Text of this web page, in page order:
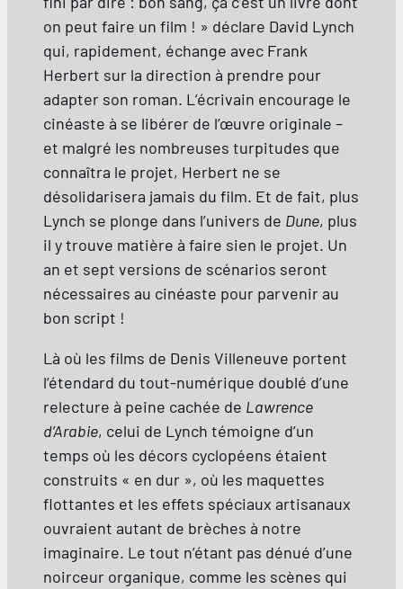
on peut faire un film ! » déclare David Lynch
qui, rapidement, échange avec Frank
Herbert sur la direction à prendre pour
adapter son roman. L’écrivain encourage le
cinéaste à se libérer de l’œuvre originale –
et malgré les nombreuses turpitudes que
connaîtra le projet, Herbert ne se
désolidarisera jamais du film. Et de fait, plus
Lynch se plonge dans l’univers de Dune, plus
il y trouve matière à faire sien le projet. Un
an et sept versions de scénarios seront
nécessaires au cinéaste pour parvenir au
bon script !
Là où les films de Denis Villeneuve portent
l’étendard du tout-numérique doublé d’une
relecture à peine cachée de Lawrence
d’Arabie, celui de Lynch témoigne d’un
temps où les décors cyclopéens étaient
construits « en dur », où les maquettes
flottantes et les effets spéciaux artisanaux
ouvraient autant de brèches à notre
imaginaire. Le tout n’étant pas dénué d’une
noirceur organique, comme les scènes qui